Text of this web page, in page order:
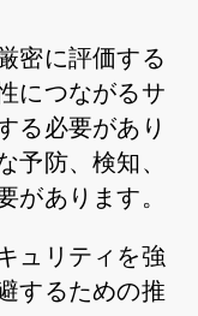
密に評価する
につながるサ
る必要があり
予防、検知、
があります。
ュリティを強
するための推